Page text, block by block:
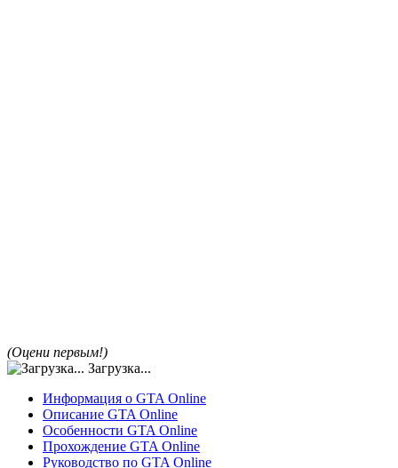
(Оцени первым!)
Загрузка...
Информация о GTA Online
Описание GTA Online
Особенности GTA Online
Прохождение GTA Online
Руководство по GTA Online